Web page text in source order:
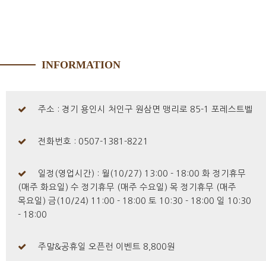
INFORMATION
주소 : 경기 용인시 처인구 원삼면 맹리로 85-1 포레스트벨
전화번호 : 0507-1381-8221
일정(영업시간) : 월(10/27) 13:00 - 18:00 화 정기휴무
(매주 화요일) 수 정기휴무 (매주 수요일) 목 정기휴무 (매주
목요일) 금(10/24) 11:00 - 18:00 토 10:30 - 18:00 일 10:30
- 18:00
주말&공휴일 오픈런 이벤트 8,800원